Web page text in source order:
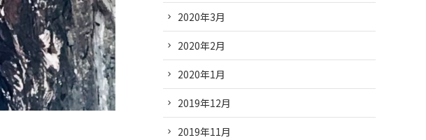
2020年3月
2020年2月
2020年1月
2019年12月
2019年11月